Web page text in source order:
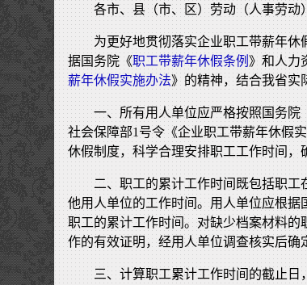
各市、县（市、区）劳动（人事劳动
为更好地贯彻落实企业职工带薪年
据国务院《职工带薪年休假条例 》和人力
薪年休假实施办法》的精神，结合我省实
一、所有用人单位应严格按照国务
社会保障部1号令《企业职工带薪年休假
休假制度，科学合理安排职工工作时间
二、职工的累计工作时间既包括职
他用人单位的工作时间。用人单位应根
职工的累计工作时间。对缺少档案材料
作的有效证明，经用人单位调查核实后确
三、计算职工累计工作时间的截止